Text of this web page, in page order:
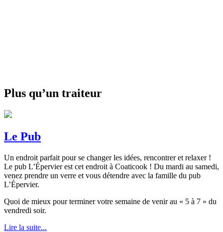
Plus qu’un traiteur
Le Pub
Un endroit parfait pour se changer les idées, rencontrer et relaxer !
Le pub L’Épervier est cet endroit à Coaticook ! Du mardi au samedi,
venez prendre un verre et vous détendre avec la famille du pub
L’Épervier.
Quoi de mieux pour terminer votre semaine de venir au « 5 à 7 » du
vendredi soir.
Lire la suite...